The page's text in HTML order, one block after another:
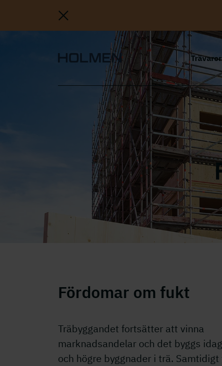
Fördomar om fukt
Träbyggandet fortsätter att vinna
marknadsandelar och det byggs
och högre byggnader i trä.